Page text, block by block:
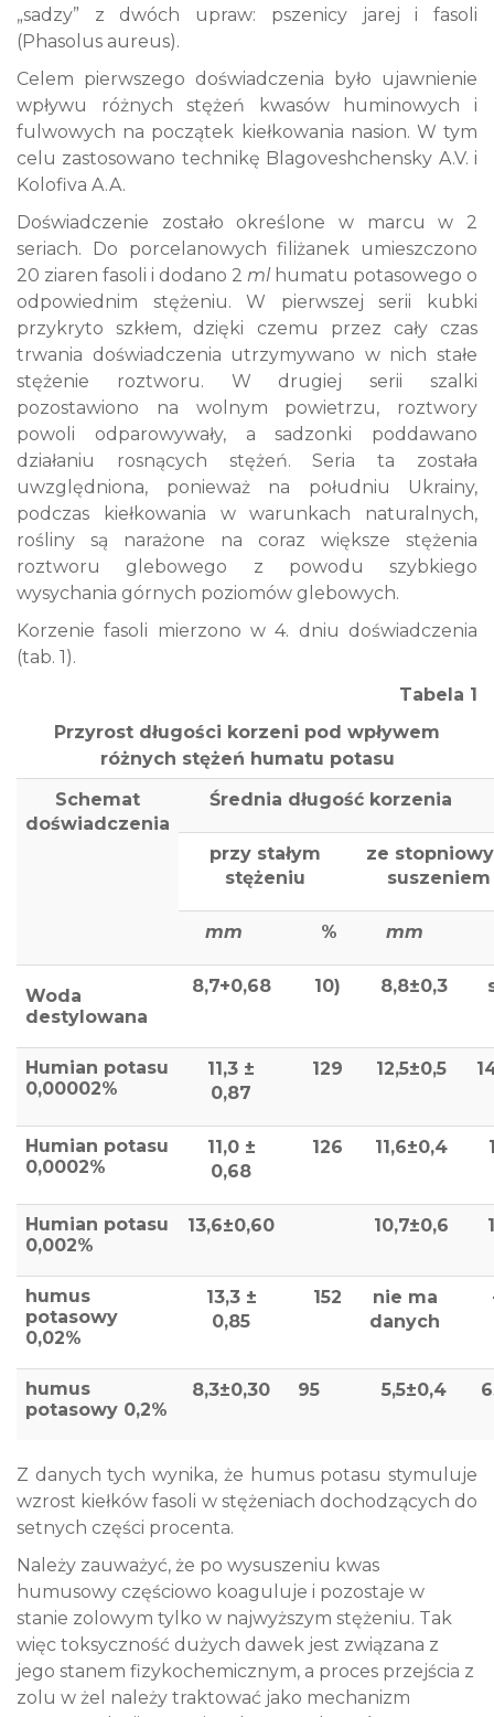
„sadzy” z dwóch upraw: pszenicy jarej i fasoli
(Phasolus aureus).
Celem pierwszego doświadczenia było ujawnienie
wpływu różnych stężeń kwasów huminowych i
fulwowych na początek kiełkowania nasion. W tym
celu zastosowano technikę Blagoveshchensky A.V. i
Kolofiva A.A.
Doświadczenie zostało określone w marcu w 2
seriach. Do porcelanowych filiżanek umieszczono
20 ziaren fasoli i dodano 2 mlhumatu potasowego o
odpowiednim stężeniu. W pierwszej serii kubki
przykryto szkłem, dzięki czemu przez cały czas
trwania doświadczenia utrzymywano w nich stałe
stężenie roztworu. W drugiej serii szalki
pozostawiono na wolnym powietrzu, roztwory
powoli odparowywały, a sadzonki poddawano
działaniu rosnących stężeń. Seria ta została
uwzględniona, ponieważ na południu Ukrainy,
podczas kiełkowania w warunkach naturalnych,
rośliny są narażone na coraz większe stężenia
roztworu glebowego z powodu szybkiego
wysychania górnych poziomów glebowych.
Korzenie fasoli mierzono w 4. dniu doświadczenia
(tab. 1).
Tabela 1
Przyrost długości korzeni pod wpływem
różnych stężeń humatu potasu
Schemat
doświadczenia
Średnia długość korzenia
przy stałym
stężeniu
ze
suszeniem
mm % mm
Woda
destylowana
8,7+0,68 10) 8,8±0,3
Humian potasu
0,00002%
11,3 ±
0,87
129 12,5±0,5
Humian potasu
0,0002%
11,0 ±
0,68
126 11,6±0,4
Humian potasu
0,002%
13,6±0,60 10,7±0,6
humus
potasowy
0,02%
13,3 ±
0,85
152
nie ma
danych
humus
potasowy 0,2%
8,3±0,30 95 5,5±0,4
Z danych tych wynika, że ​​humus potasu stymuluje
wzrost kiełków fasoli w stężeniach dochodzących do
setnych części procenta.
Należy zauważyć, że po wysuszeniu kwas
humusowy częściowo koaguluje i pozostaje w
stanie zolowym tylko w najwyższym stężeniu. Tak
więc toksyczność dużych dawek jest związana z
jego stanem fizykochemicznym, a proces przejścia z
zolu w żel należy traktować jako mechanizm